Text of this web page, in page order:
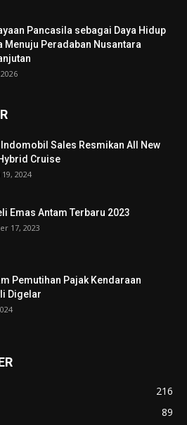
Pancasila sebagai Daya Hidup
Menuju Peradaban Nusantara
Sales Resmikan All New
Cruise
2024
Emas Antam Terbaru 2023
17, 2023
Pemutihan Pajak Kendaraan
Digelar
216
89